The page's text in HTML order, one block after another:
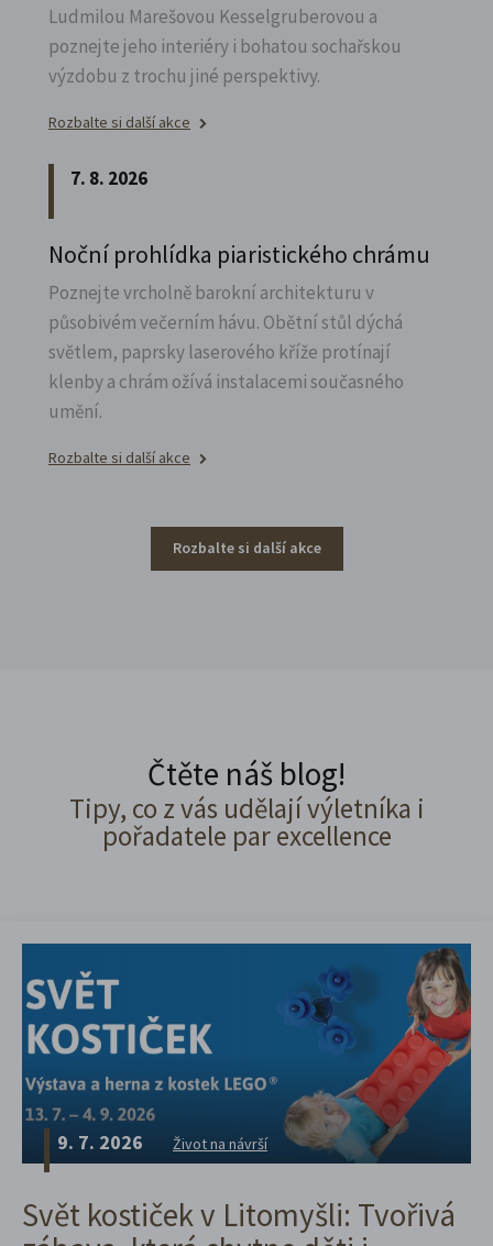
Ludmilou Marešovou Kesselgruberovou a
poznejte jeho interiéry i bohatou sochařskou
výzdobu z trochu jiné perspektivy.
Rozbalte si další akce
7. 8. 2026
Noční prohlídka piaristického chrámu
Poznejte vrcholně barokní architekturu v
působivém večerním hávu. Obětní stůl dýchá
světlem, paprsky laserového kříže protínají
klenby a chrám ožívá instalacemi současného
umění.
Rozbalte si další akce
Rozbalte si další akce
Čtěte náš blog!
Tipy, co z vás udělají výletníka i
pořadatele par excellence
9. 7. 2026 Život na návrší
Svět kostiček v Litomyšli: Tvořivá